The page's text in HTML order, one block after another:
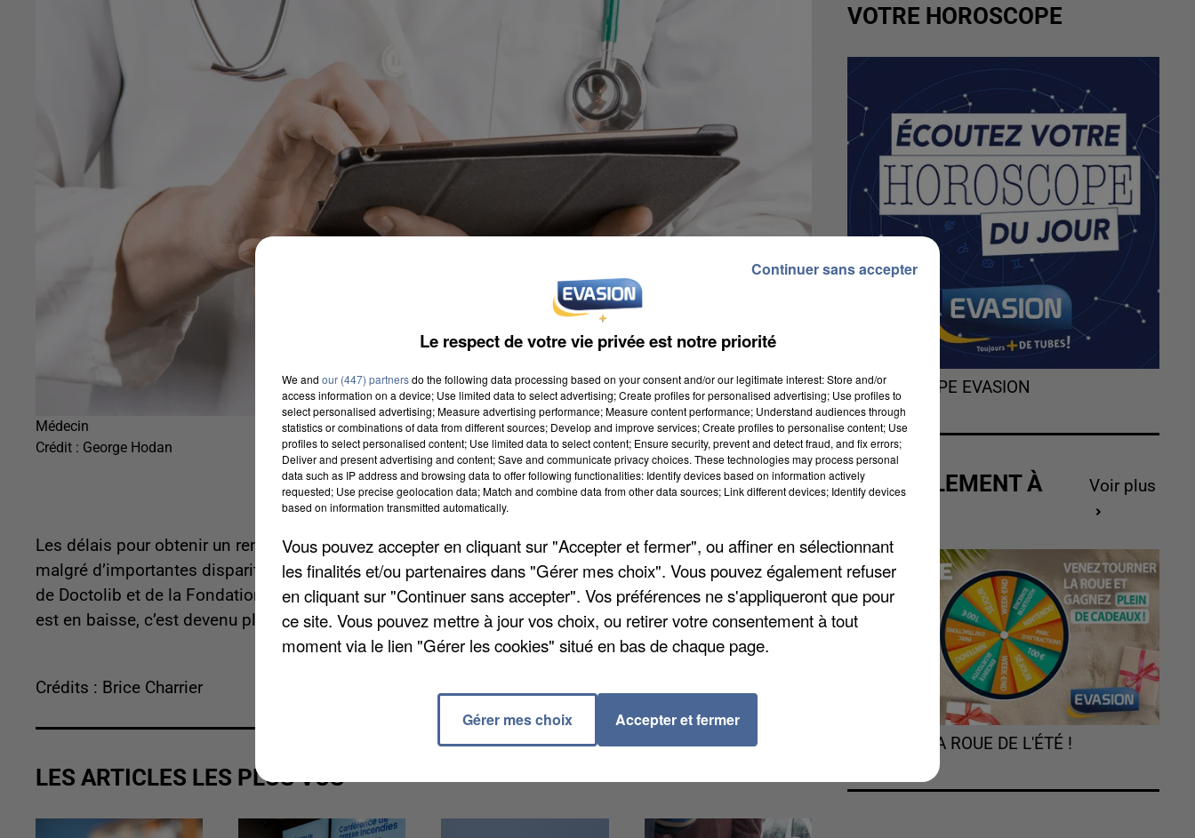
Médecin
Crédit : George Hodan
Les délais pour obtenir un rendez-vous médical sont restés stables en France entre 2023 et 2025,
malgré d’importantes disparités géographiques et de spécialités. C’est ce que nous apprend une étude
de Doctolib et de la Fondation Jean Jaurès. Si l’attente pour voir un dermatologue ou un gynécologue
est en baisse, c’est devenu plus long par contre pour le pédiatre, le cardiologue et le psychologue.
Crédits : Brice Charrier
LES ARTICLES LES PLUS VUS
VOTRE HOROSCOPE
L'HOROSCOPE EVASION
ACTUELLEMENT À
Voir plus
TOURNEZ LA ROUE DE L'ÉTÉ !
Le respect de votre vie privée est notre priorité
We and our (447) partnersdo the following data processing based on your consent and/or our legitimate interest: Store and/or
access information on a device; Use limited data to select advertising; Create profiles for personalised advertising; Use profiles to
select personalised advertising; Measure advertising performance; Measure content performance; Understand audiences through
statistics or combinations of data from different sources; Develop and improve services; Create profiles to personalise content; Use
profiles to select personalised content; Use limited data to select content; Ensure security, prevent and detect fraud, and fix errors;
Deliver and present advertising and content; Save and communicate privacy choices. These technologies may process personal
data such as IP address and browsing data to offer following functionalities: Identify devices based on information actively
requested; Use precise geolocation data; Match and combine data from other data sources; Link different devices; Identify devices
based on information transmitted automatically.
Vous pouvez accepter en cliquant sur "Accepter et fermer", ou affiner en sélectionnant
les finalités et/ou partenaires dans "Gérer mes choix". Vous pouvez également refuser
en cliquant sur "Continuer sans accepter". Vos préférences ne s'appliqueront que pour
ce site. Vous pouvez mettre à jour vos choix, ou retirer votre consentement à tout
moment via le lien "Gérer les cookies" situé en bas de chaque page.
Gérer mes choix Accepter et fermer
Continuer sans accepter